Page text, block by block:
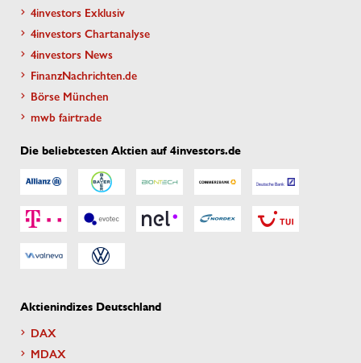
4investors Exklusiv
4investors Chartanalyse
4investors News
FinanzNachrichten.de
Börse München
mwb fairtrade
Die beliebtesten Aktien auf 4investors.de
Aktienindizes Deutschland
DAX
MDAX